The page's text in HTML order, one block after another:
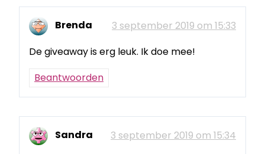
Brenda
3 september 2019 om 15:33
De giveaway is erg leuk. Ik doe mee!
Beantwoorden
Sandra
3 september 2019 om 15:34